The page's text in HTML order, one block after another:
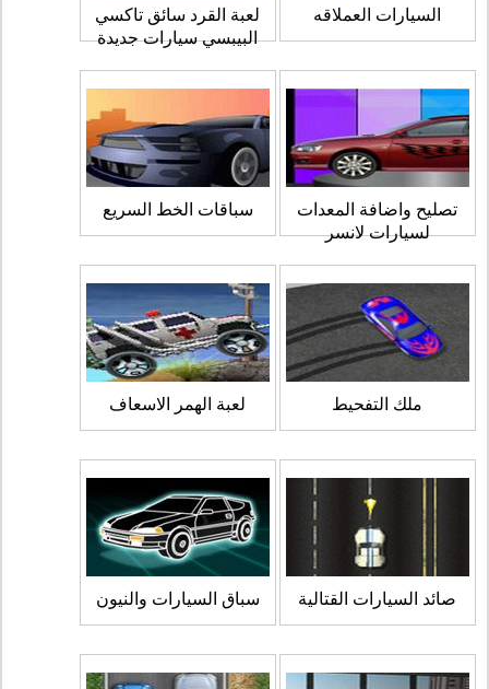
السيارات العملاقه
لعبة القرد سائق تاكسي
البيبسي سيارات جديدة
تصليح واضافة المعدات
لسيارات لانسر
سباقات الخط السريع
ملك التفحيط لعبة الهمر الاسعاف
صائد السيارات القتالية سباق السيارات والنيون